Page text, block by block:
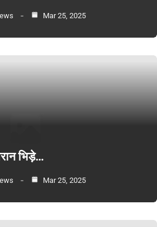
Mar 25, 2025
भिड़े…
Mar 25, 2025